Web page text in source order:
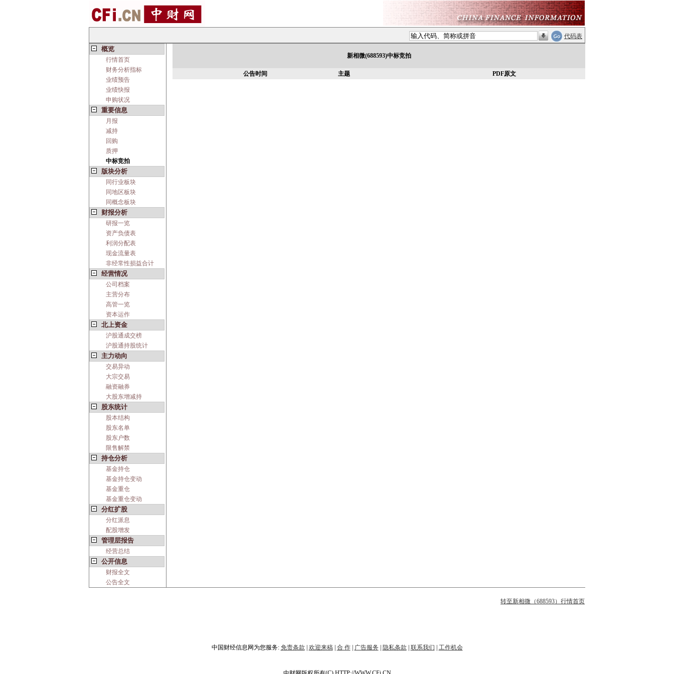
代码表
概览
行情首页
财务分析指标
业绩预告
业绩快报
申购状况
重要信息
月报
减持
回购
质押
中标竞拍
版块分析
同行业板块
同地区板块
同概念板块
财报分析
研报一览
资产负债表
利润分配表
现金流量表
非经常性损益合计
经营情况
公司档案
主营分布
高管一览
资本运作
北上资金
沪股通成交榜
沪股通持股统计
主力动向
交易异动
大宗交易
融资融券
大股东增减持
股东统计
股本结构
股东名单
股东户数
限售解禁
持仓分析
基金持仓
基金持仓变动
基金重仓
基金重仓变动
分红扩股
分红派息
配股增发
管理层报告
经营总结
公开信息
财报全文
公告全文
新相微(688593)中标竞拍
公告时间 主题 PDF原文
转至新相微（688593）行情首页
中国财经信息网为您服务: 免责条款 欢迎来稿| 合 作| 广告服务 隐私条款 联系我们 工作机会